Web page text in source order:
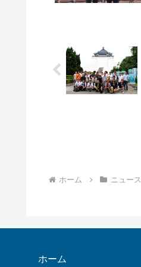
ホーム ニュース
ホーム